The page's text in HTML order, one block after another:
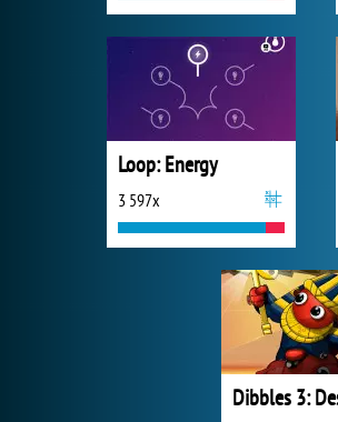
Loop: Energy
3 597x